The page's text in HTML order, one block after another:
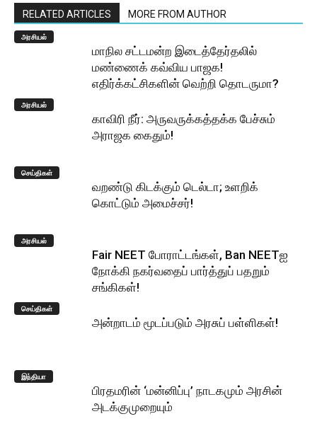
RELATED ARTICLES MORE FROM AUTHOR
அரசியல்
மாநில சட்டமன்ற இடைத்தேர்தலில்
மண்ணைக் கவ்விய பாஜக!
எதிர்க்கட்சிகளின் வெற்றி தொடருமா?
அரசியல்
காவிரி நீர்: அருவருக்கத்தக்க பேச்சும்
அராஜக கைதும்!
செய்திகள்
வறண்டு கிடக்கும் டெல்டா; உளறிக்
கொட்டும் அமைச்சர்!
அரசியல்
Fair NEET போராட்டங்கள், Ban NEETஐ
நோக்கி நகர்வதைப் பார்த்துப் பதறும்
சங்கிகள்!
செய்திகள்
அன்றாடம் மூடப்படும் அரசுப் பள்ளிகள்!
இந்தியா
பிரதமரின் ‘மன்னிப்பு’ நாடகமும் அரசின்
அடக்குமுறையும்